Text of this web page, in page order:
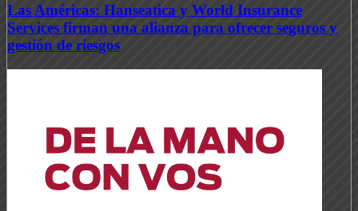
Las Américas: Hanseatica y World Insurance
Services firman una alianza para ofrecer seguros y
gestión de riesgos